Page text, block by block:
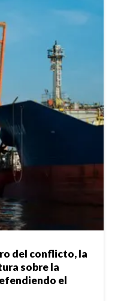
del conflicto, la
sobre la
el